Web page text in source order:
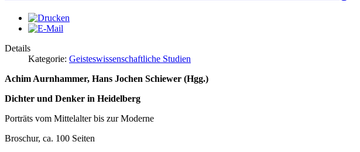
Details
Kategorie: Geisteswissenschaftliche Studien
Achim Aurnhammer, Hans Jochen Schiewer (Hgg.)
Dichter und Denker in Heidelberg
Porträts vom Mittelalter bis zur Moderne
Broschur, ca. 100 Seiten